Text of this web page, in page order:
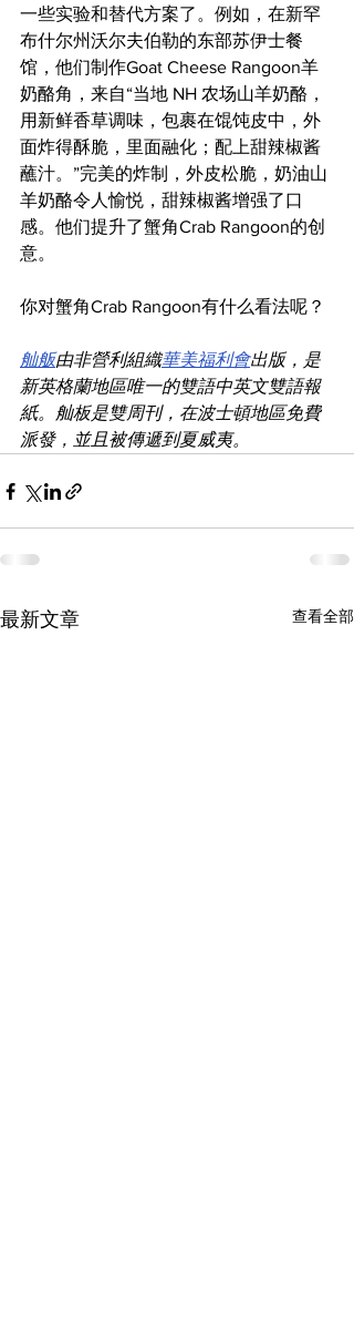
一些实验和替代方案了。例如，在新罕
布什尔州沃尔夫伯勒的东部苏伊士餐
馆，他们制作Goat Cheese Rangoon羊
奶酪角，来自“当地 NH 农场山羊奶酪，
用新鲜香草调味，包裹在馄饨皮中，外
面炸得酥脆，里面融化；配上甜辣椒酱
蘸汁。”完美的炸制，外皮松脆，奶油山
羊奶酪令人愉悦，甜辣椒酱增强了口
感。他们提升了蟹角Crab Rangoon的创
意。
你对蟹角Crab Rangoon有什么看法呢？
舢舨由非營利組織華美福利會出版，是
新英格蘭地區唯一的雙語中英文雙語報
紙。舢板是雙周刊，在波士頓地區免費
派發，並且被傳遞到夏威夷。
最新文章 查看全部